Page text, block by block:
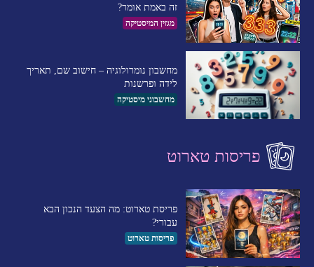
זה באמת אומר?
מגזין המיסטיקה
מחשבון נומרולוגיה – חישוב שם, תאריך
לידה ופרשנות
מחשבוני מיסטיקה
פריסות טארוט
פריסת טארוט: מה הצעד הנכון הבא
עבורי?
פריסות טארוט